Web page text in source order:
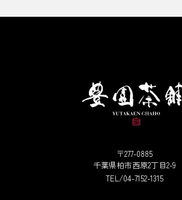
〒277-0885
千葉県柏市西原2丁目2-9
TEL/04-7152-1315